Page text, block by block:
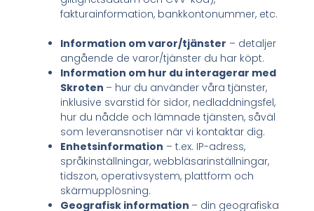
fakturainformation, bankkontonummer, etc.
Information om varor/tjänster – detaljer
angående de varor/tjänster du har köpt.
Information om hur du interagerar med
Skroten – hur du använder våra tjänster,
inklusive svarstid för sidor, nedladdningsfel,
hur du nådde och lämnade tjänsten, såväl
som leveransnotiser när vi kontaktar dig.
Enhetsinformation – t.ex. IP-adress,
språkinställningar, webbläsarinställningar,
tidszon, operativsystem, plattform och
skärmupplösning.
Geografisk information – din geografiska